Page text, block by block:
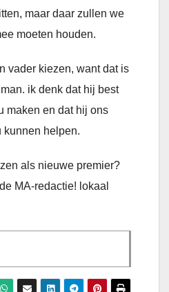
maar daar zullen we
moeten houden.
vader kiezen, want dat is
ik denk dat hij best
maken en dat hij ons
kunnen helpen.
als nieuwe premier?
MA-redactie! lokaal